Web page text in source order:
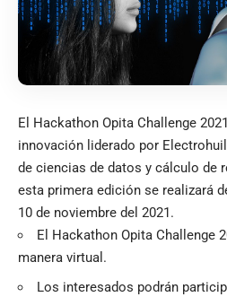
El Hackathon Opita Challenge
innovación liderado por
de ciencias de datos y cálculo de
esta primera edición se realizará
10 de noviembre del 2021.
El Hackathon Opita Challenge
manera virtual.
Los interesados podrán